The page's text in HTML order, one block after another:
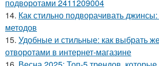
подворотами 2411209004
14. Как стильно подворачивать
методов
15. Удобные и стильные: как выбрать
отворотами в интернет-магазине